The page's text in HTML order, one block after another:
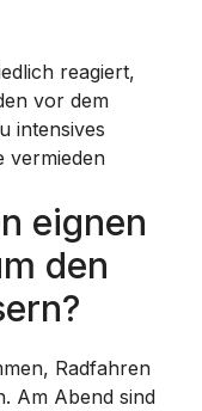
reagiert,
vor dem
intensives
vermieden
eignen
den
Radfahren
Am Abend sind